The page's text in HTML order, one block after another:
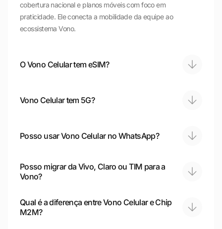
cobertura nacional e planos móveis com foco em
praticidade. Ele conecta a mobilidade da equipe ao
ecossistema Vono.
O Vono Celular tem eSIM?
Vono Celular tem 5G?
Posso usar Vono Celular no WhatsApp?
Posso migrar da Vivo, Claro ou TIM para a
Vono?
Qual é a diferença entre Vono Celular e Chip
M2M?